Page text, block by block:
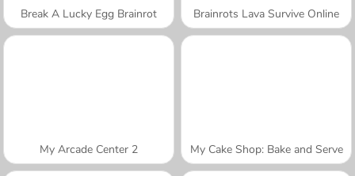
Break A Lucky Egg Brainrot Brainrots Lava Survive Online
My Arcade Center 2 My Cake Shop: Bake and Serve